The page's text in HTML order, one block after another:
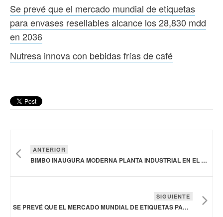
Se prevé que el mercado mundial de etiquetas
para envases resellables alcance los 28,830 mdd
en 2036
Nutresa innova con bebidas frías de café
ANTERIOR
BIMBO INAUGURA MODERNA PLANTA INDUSTRIAL EN EL SALVADOR
SIGUIENTE
SE PREVÉ QUE EL MERCADO MUNDIAL DE ETIQUETAS PARA ENVASES RESELLABLES ALCANCE LOS 28,830 MDD EN 2036